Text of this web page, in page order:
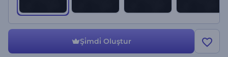
Şi̇mdi̇ Oluştur